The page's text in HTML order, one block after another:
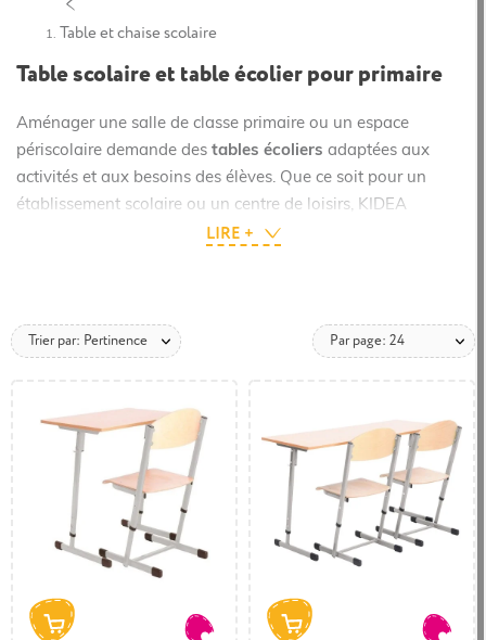
Table et chaise scolaire
Table scolaire et table écolier pour primaire
Aménager une salle de classe primaire ou un espace
périscolaire demande des tables écoliers adaptées aux
activités et aux besoins des élèves. Que ce soit pour un
établissement scolaire ou un centre de loisirs, KIDEA
tables scolaires robustes
La table scolaire est disponible en versionréglable en
hauteur ou à hauteur fixe
, selon les besoins des
conformes à la norme européenne EN 1729-1, garantissant
un mobilier sécurisé et adapté.
LIRE +
Trier par: Pertinence Par page: 24